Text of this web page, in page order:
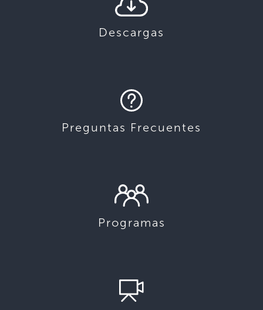
Descargas
Preguntas Frecuentes
Programas